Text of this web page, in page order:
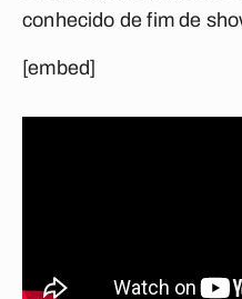
conhecido de fim de
[embed]